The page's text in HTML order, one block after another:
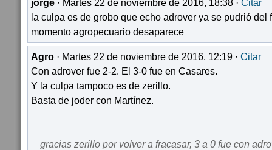
jorge · Martes 22 de noviembre de 2016, 18:38 · Citar
la culpa es de grobo que echo adrover ya se pudrió del
momento agropecuario desaparece
Agro · Martes 22 de noviembre de 2016, 12:19 · Citar
Con adrover fue 2-2. El 3-0 fue en Casares.
Y la culpa tampoco es de zerillo.
Basta de joder con Martínez.
gracias zerillo por volver a fracasar, 3 a 0 fue con